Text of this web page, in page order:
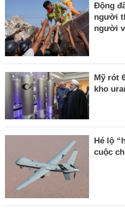
Động
người
người
Mỹ rót
kho
Hé lộ
cuộc